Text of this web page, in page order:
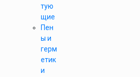
тую
щие
Пен
ы и
герм
етик
и